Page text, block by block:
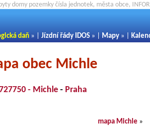
domy pozemky čísla jednotek, města obce,
daň » | Jízdní řády IDOS » | Mapy » |
obec Michle
- Michle - Praha
mapa Michle »